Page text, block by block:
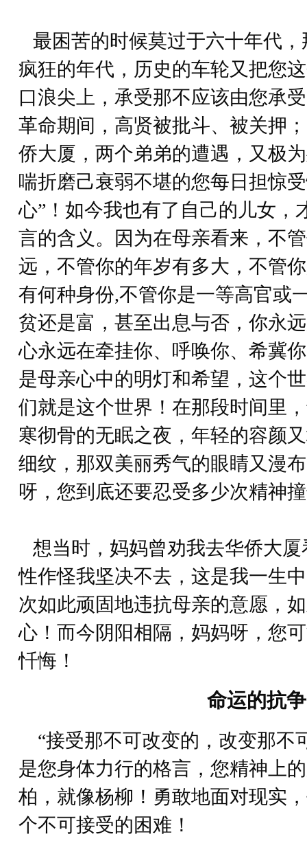
最困苦的时候莫过于六十年代
疯狂的年代，历史的车轮又把您
口浪尖上，承受那不应该由您承
革命期间，高贤被批斗、被关押
侨大厦，两个弟弟的遭遇，又极
喘折磨己衰弱不堪的您每日担惊
心”！如今我也有了自己的儿女，
言的含义。因为在母亲看来，不
远，不管你的年岁有多大，不管
有何种身份,不管你是一等高官或
贫还是富，甚至出息与否，你永
心永远在牵挂你、呼唤你、希冀
是母亲心中的明灯和希望，这个
们就是这个世界！在那段时间里
寒彻骨的无眠之夜，年轻的容颜
细纹，那双美丽秀气的眼睛又漫
呀，您到底还要忍受多少次精神
想当时，妈妈曾劝我去华侨大
性作怪我坚决不去，这是我一生
次如此顽固地违抗母亲的意愿，
心！而今阴阳相隔，妈妈呀，您
忏悔！
命运的抗争
“接受那不可改变的，改变那不
是您身体力行的格言，您精神上
柏，就像杨柳！勇敢地面对现实
个不可接受的困难！